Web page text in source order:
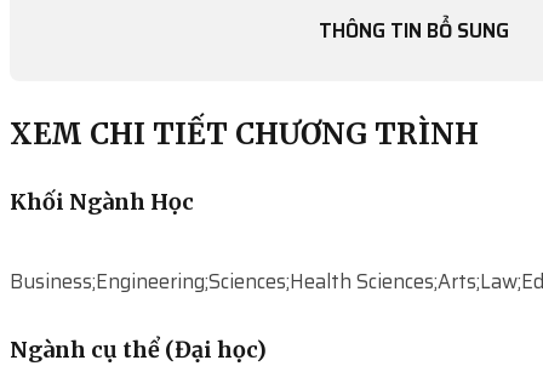
THÔNG TIN BỔ SUNG
XEM CHI TIẾT CHƯƠNG TRÌNH
Khối Ngành Học
Business;Engineering;Sciences;Health
Ngành cụ thể (Đại học)